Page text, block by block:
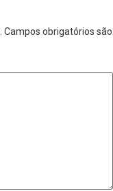
Campos obrigatórios são